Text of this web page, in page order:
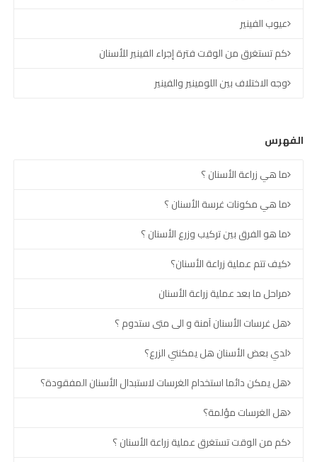
عيوب الفينير
كم تستغرق من الوقت فترة إجراء الفينير للأسنان
وجه الاختلاف بين اللومينير والفينير
الفهرس
ما هي زراعة الأسنان ؟
ما هي مكونات غرسة الأسنان ؟
ما هو الفرق بين تركيب وزرع الأسنان ؟
كيف تتم عملية زراعة الأسنان؟
مراحل ما بعد عملية زراعة الأسنان
هل غرسات الأسنان آمنة و الى متى ستدوم ؟
لدي بعض الأسنان هل يمكنني الزرع؟
هل يمكن دائما استخدام الغرسات لاستبدال الأسنان المفقودة؟
هل الغرسات مؤلمة؟
كم من الوقت تستغرق عملية زراعة الأسنان ؟